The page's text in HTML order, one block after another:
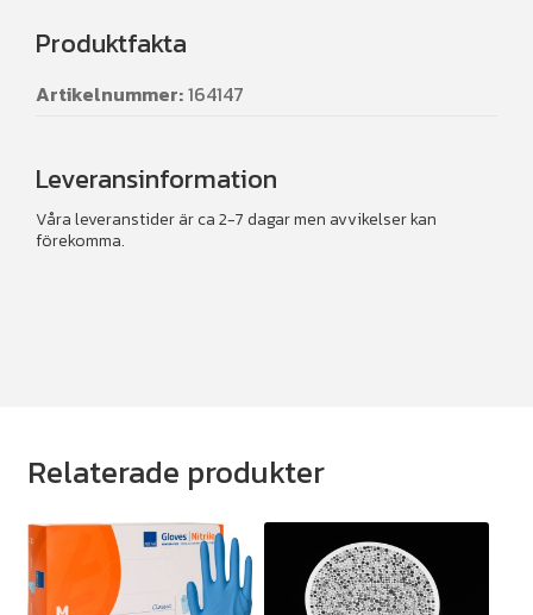
Produktfakta
Artikelnummer:164147
Leveransinformation
Våra leveranstider är ca 2-7 dagar men avvikelser kan
förekomma.
Relaterade produkter